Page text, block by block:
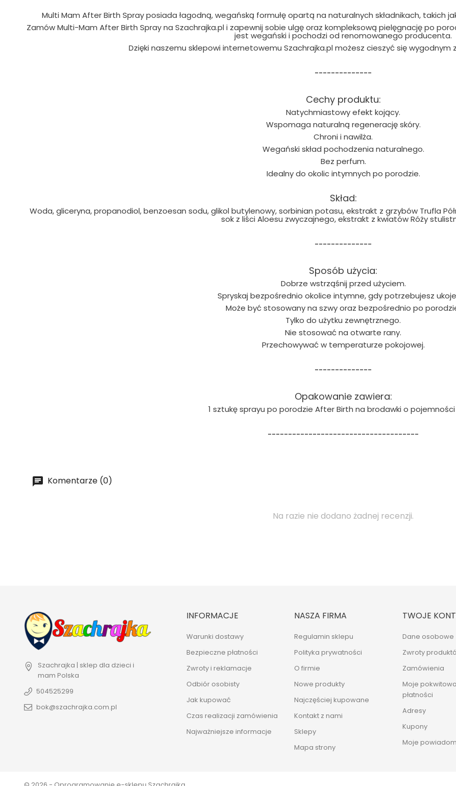
Multi Mam After Birth Spray posiada łagodną, wegańską formułę opartą na naturalnych składnikach, takich
Zamów Multi-Mam After Birth Spray na Szachrajka.pl i zapewnij sobie ulgę oraz kompleksową pielęgnację po
jest wegański i pochodzi od renomowanego producenta.
Dzięki naszemu sklepowi internetowemu Szachrajka.pl możesz cieszyć się wygodnym
--------------
Cechy produktu:
Natychmiastowy efekt kojący.
Wspomaga naturalną regenerację skóry.
Chroni i nawilża.
Wegański skład pochodzenia naturalnego.
Bez perfum.
Idealny do okolic intymnych po porodzie.
Skład:
Woda, gliceryna, propanodiol, benzoesan sodu, glikol butylenowy, sorbinian potasu, ekstrakt z grzybów Trufla
sok z liści Aloesu zwyczajnego, ekstrakt z kwiatów Róży
--------------
Sposób użycia:
Dobrze wstrząśnij przed użyciem.
Spryskaj bezpośrednio okolice intymne, gdy potrzebujesz
Może być stosowany na szwy oraz bezpośrednio po
Tylko do użytku zewnętrznego.
Nie stosować na otwarte rany.
Przechowywać w temperaturze pokojowej.
--------------
Opakowanie zawiera:
1 sztukę sprayu po porodzie After Birth na brodawki o
-------------------------------------
Komentarze (0)
Na razie nie dodano żadnej recenzji.
Szachrajka | sklep dla dzieci i
mam Polska
504525299
bok@szachrajka.com.pl
INFORMACJE
Warunki dostawy
Bezpieczne płatności
Zwroty i reklamacje
Odbiór osobisty
Jak kupować
Czas realizacji zamówienia
Najważniejsze informacje
NASZA FIRMA
Regulamin sklepu
Polityka prywatności
O firmie
Nowe produkty
Najczęściej kupowane
Kontakt z nami
Sklepy
Mapa strony
TWOJE
Dane osobowe
Zwroty
Zamówienia
Moje
płatności
Adresy
Kupony
Moje